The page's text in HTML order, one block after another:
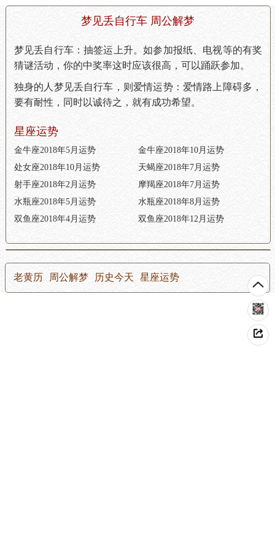
梦见丢自行车 周公解梦
梦见丢自行车：抽签运上升。如参加报纸、电视等的有奖
猜谜活动，你的中奖率这时应该很高，可以踊跃参加。
独身的人梦见丢自行车，则爱情运势：爱情路上障碍多，
要有耐性，同时以诚待之，就有成功希望。
星座运势
金牛座2018年5月运势
金牛座2018年10月运势
处女座2018年10月运势
天蝎座2018年7月运势
射手座2018年2月运势
摩羯座2018年7月运势
水瓶座2018年5月运势
水瓶座2018年8月运势
双鱼座2018年4月运势
双鱼座2018年12月运势
老黄历 周公解梦 历史今天 星座运势